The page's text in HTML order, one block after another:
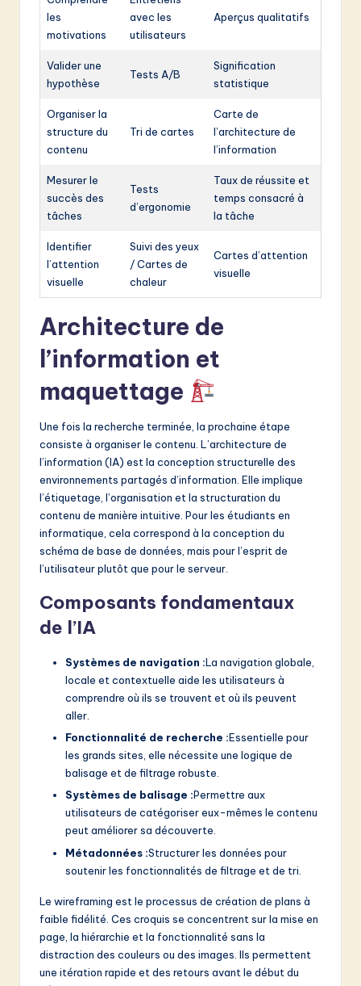
les
motivations
avec les
utilisateurs
Aperçus qualitatifs
Valider une
hypothèse
Tests A/B
Signification
statistique
Organiser la
structure du
contenu
Tri de cartes
Carte de
l’architecture de
l’information
Mesurer le
succès des
tâches
Tests
d’ergonomie
Taux de réussite et
temps consacré à
la tâche
Identifier
l’attention
visuelle
Suivi des yeux
/ Cartes de
chaleur
Cartes d’attention
visuelle
Architecture de
l’information et
maquettage
Une fois la recherche terminée, la prochaine étape
consiste à organiser le contenu. L’architecture de
l’information (IA) est la conception structurelle des
environnements partagés d’information. Elle implique
l’étiquetage, l’organisation et la structuration du
contenu de manière intuitive. Pour les étudiants en
informatique, cela correspond à la conception du
schéma de base de données, mais pour l’esprit de
l’utilisateur plutôt que pour le serveur.
Composants fondamentaux
de l’IA
Systèmes de navigation :La navigation globale,
locale et contextuelle aide les utilisateurs à
comprendre où ils se trouvent et où ils peuvent
aller.
Fonctionnalité de recherche :Essentielle pour
les grands sites, elle nécessite une logique de
balisage et de filtrage robuste.
Systèmes de balisage :Permettre aux
utilisateurs de catégoriser eux-mêmes le contenu
peut améliorer sa découverte.
Métadonnées :Structurer les données pour
soutenir les fonctionnalités de filtrage et de tri.
Le wireframing est le processus de création de plans à
faible fidélité. Ces croquis se concentrent sur la mise en
page, la hiérarchie et la fonctionnalité sans la
distraction des couleurs ou des images. Ils permettent
une itération rapide et des retours avant le début du